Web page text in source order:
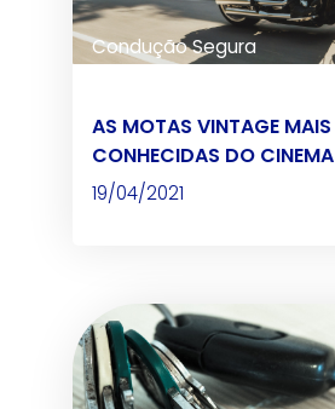
Condução Segura
AS MOTAS VINTAGE MAIS
CONHECIDAS DO CINEMA
19/04/2021